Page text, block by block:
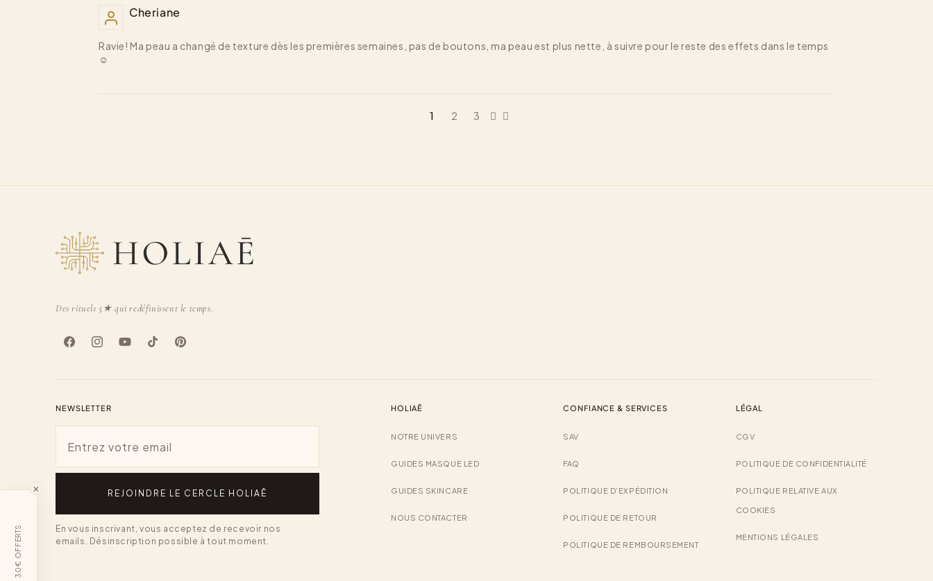
Cheriane
Ravie! Ma peau a changé de texture dès les premières semaines, pas de boutons, ma peau est plus nette, à suivre pour le reste des effets dans le temps
☺️
1 2 3
Des rituels 5★ qui redéfinissent le temps.
Facebook
InstagramYouTubeTikTokPinterest
NEWSLETTER
REJOINDRE LE CERCLE HOLIAĒ
En vous inscrivant, vous acceptez de recevoir nos
emails. Désinscription possible à tout moment.
HOLIAĒ
NOTRE UNIVERS
GUIDES MASQUE LED
GUIDES SKINCARE
NOUS CONTACTER
CONFIANCE & SERVICES
SAV
FAQ
POLITIQUE D’EXPÉDITION
POLITIQUE DE RETOUR
POLITIQUE DE REMBOURSEMENT
LÉGAL
CGV
POLITIQUE DE CONFIDENTIALITÉ
POLITIQUE RELATIVE AUX
COOKIES
MENTIONS LÉGALES
×
30€ OFFERTS